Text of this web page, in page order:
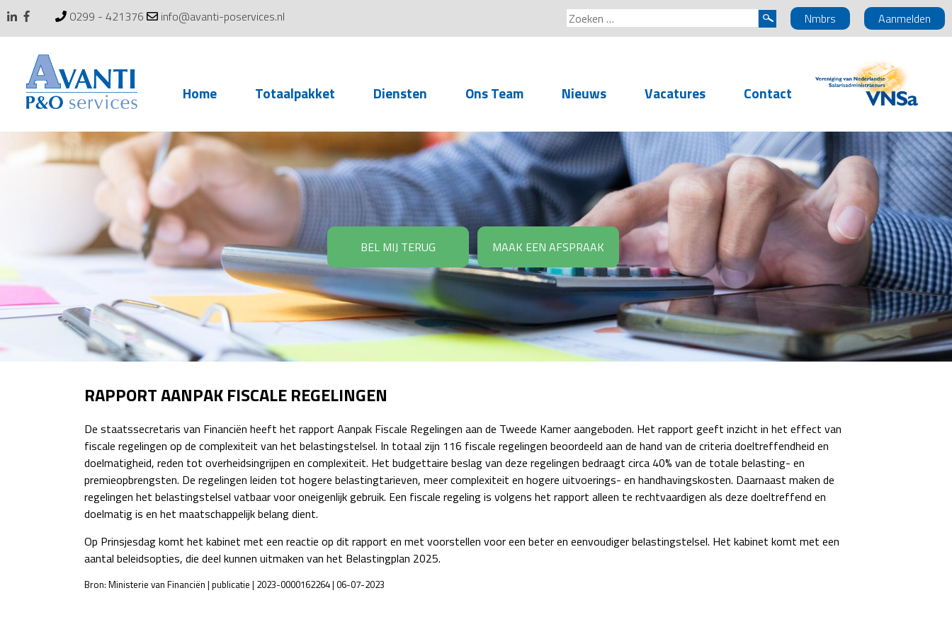
0299 - 421376 info@avanti-poservices.nl Aanmelden
Nmbrs
Zoeken
naar:
Home Totaalpakket Diensten
Service voor
accountants- en
administratiekantoren
Arbeidsrechtelijke
Advisering
Salarisadministratie
Personeelsadministratie
Detachering
Ons Team Nieuws Vacatures Contact
BEL MIJ TERUG MAAK EEN AFSPRAAK
RAPPORT AANPAK FISCALE REGELINGEN
De staatssecretaris van Financiën heeft het rapport Aanpak Fiscale Regelingen aan de Tweede Kamer aangeboden. Het rapport geeft inzicht in het effect van
fiscale regelingen op de complexiteit van het belastingstelsel. In totaal zijn 116 fiscale regelingen beoordeeld aan de hand van de criteria doeltreffendheid en
doelmatigheid, reden tot overheidsingrijpen en complexiteit. Het budgettaire beslag van deze regelingen bedraagt circa 40% van de totale belasting- en
premieopbrengsten. De regelingen leiden tot hogere belastingtarieven, meer complexiteit en hogere uitvoerings- en handhavingskosten. Daarnaast maken de
regelingen het belastingstelsel vatbaar voor oneigenlijk gebruik. Een fiscale regeling is volgens het rapport alleen te rechtvaardigen als deze doeltreffend en
doelmatig is en het maatschappelijk belang dient.
Op Prinsjesdag komt het kabinet met een reactie op dit rapport en met voorstellen voor een beter en eenvoudiger belastingstelsel. Het kabinet komt met een
aantal beleidsopties, die deel kunnen uitmaken van het Belastingplan 2025.
Bron: Ministerie van Financiën | publicatie | 2023-0000162264 | 06-07-2023